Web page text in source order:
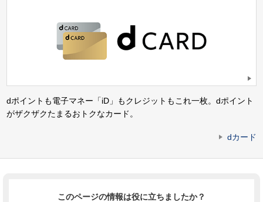
dポイントも電子マネー「iD」もクレジットもこれ一枚。dポイント
がザクザクたまるおトクなカード。
dカード
このページの情報は役に立ちましたか？